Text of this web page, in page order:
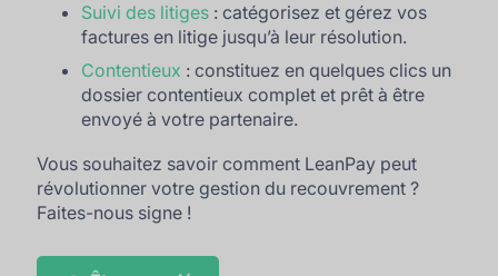
Suivi des litiges : catégorisez et gérez vos
factures en litige jusqu’à leur résolution.
Contentieux : constituez en quelques clics un
dossier contentieux complet et prêt à être
envoyé à votre partenaire.
Vous souhaitez savoir comment LeanPay peut
révolutionner votre gestion du recouvrement ?
Faites-nous signe !